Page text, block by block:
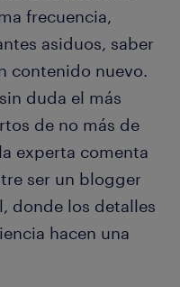
frecuencia,
asiduos, saber
contenido nuevo.
duda el más
de no más de
experta comenta
ser un blogger
donde los detalles
hacen una